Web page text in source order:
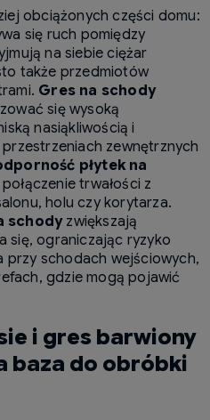
obciążonych części domu:
się ruch pomiędzy
na siebie ciężar
także przedmiotów
Gres na schody
się wysoką
nasiąkliwością i
zewnętrznych
płytek na
trwałości z
holu czy korytarza.
schodyzwiększają
się, ograniczając ryzyko
przy schodach wejściowych,
gdzie mogą pojawić
i gres barwiony
baza do obróbki